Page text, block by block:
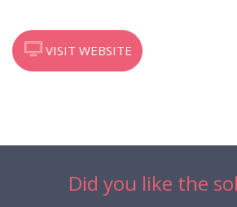
VISIT WEBSITE
Did you like the